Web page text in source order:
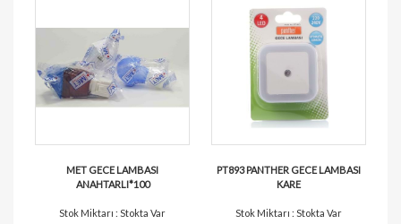
MET GECE LAMBASI
ANAHTARLI*100
Stok Miktarı : Stokta Var
PT893 PANTHER GECE LAMBASI
KARE
Stok Miktarı : Stokta Var